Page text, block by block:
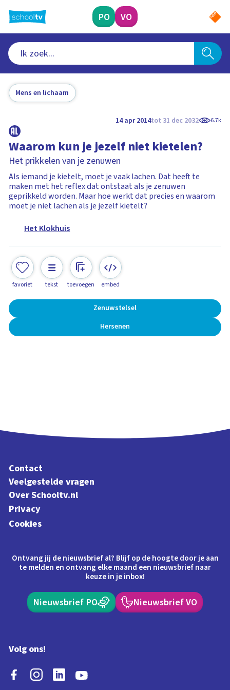
naar
hoofdinhoud
PO VO
Mens en lichaam
14 apr 2014tot 31 dec 2032 6.7k
Waarom kun je jezelf niet kietelen?
Het prikkelen van je zenuwen
Als iemand je kietelt, moet je vaak lachen. Dat heeft te
maken met het reflex dat ontstaat als je zenuwen
geprikkeld worden. Maar hoe werkt dat precies en waarom
moet je niet lachen als je jezelf kietelt?
Het Klokhuis
favoriet tekst toevoegen embed
Zenuwstelsel
Hersenen
Contact
Veelgestelde vragen
Over Schooltv.nl
Privacy
Cookies
Ontvang jij de nieuwsbrief al? Blijf op de hoogte door je aan
te melden en ontvang elke maand een nieuwsbrief naar
keuze in je inbox!
Nieuwsbrief PO Nieuwsbrief VO
Volg ons!